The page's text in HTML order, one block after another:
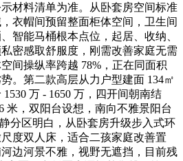
材料清单为准。从卧套房空间标准
衣帽间预留整面柜体空间，卫生间
智能马桶根本点位，起居、收纳、
密感取舒服度，刚需改善家庭无需
间操纵率跨越 78%，正在同面积
。第二款高层从力户型建面 134㎡
万 - 1650 万，四开间朝南结
米，双阳台设想，南向不雅景阳台
分区明白，从卧套房升级步入式环
度双人床，适合二孩家庭改善置
边河景不雅，视野无遮挡，目前残